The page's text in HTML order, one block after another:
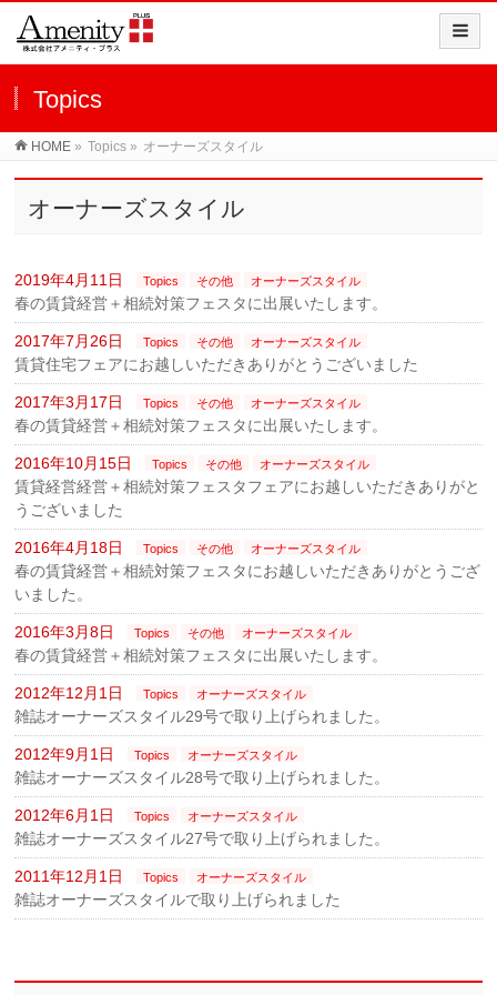
Topics
HOME » Topics » オーナーズスタイル
オーナーズスタイル
2019年4月11日 Topics その他 オーナーズスタイル
春の賃貸経営＋相続対策フェスタに出展いたします。
2017年7月26日 Topics その他 オーナーズスタイル
賃貸住宅フェアにお越しいただきありがとうございました
2017年3月17日 Topics その他 オーナーズスタイル
春の賃貸経営＋相続対策フェスタに出展いたします。
2016年10月15日 Topics その他 オーナーズスタイル
賃貸経営経営＋相続対策フェスタフェアにお越しいただきありがと
うございました
2016年4月18日 Topics その他 オーナーズスタイル
春の賃貸経営＋相続対策フェスタにお越しいただきありがとうござ
いました。
2016年3月8日 Topics その他 オーナーズスタイル
春の賃貸経営＋相続対策フェスタに出展いたします。
2012年12月1日 Topics オーナーズスタイル
雑誌オーナーズスタイル29号で取り上げられました。
2012年9月1日 Topics オーナーズスタイル
雑誌オーナーズスタイル28号で取り上げられました。
2012年6月1日 Topics オーナーズスタイル
雑誌オーナーズスタイル27号で取り上げられました。
2011年12月1日 Topics オーナーズスタイル
雑誌オーナーズスタイルで取り上げられました